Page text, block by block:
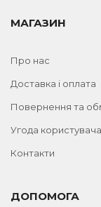
МАГАЗИН
Про нас
Доставка і оплата
Повернення та
Угода користувача
Контакти
ДОПОМОГА